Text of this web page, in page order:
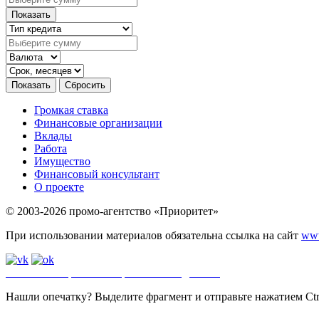
Громкая ставка
Финансовые организации
Вклады
Работа
Имущество
Финансовый консультант
О проекте
© 2003-2026 промо-агентство «Приоритет»
При использовании материалов обязательна ссылка на сайт
Нашли опечатку? Выделите фрагмент и отправьте нажатием